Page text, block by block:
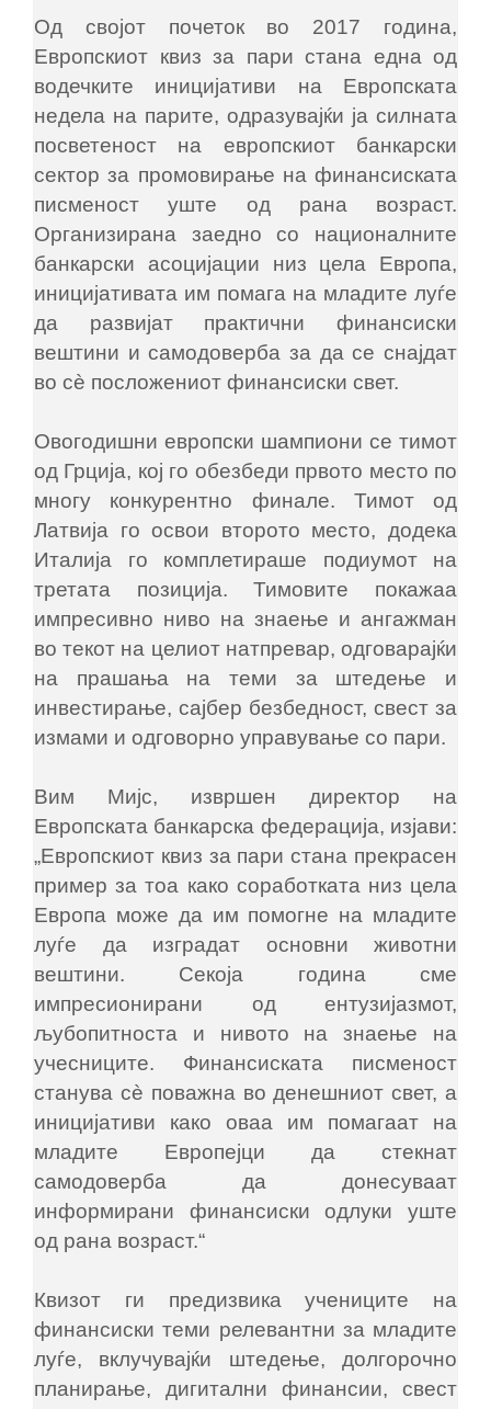
Од својот почеток во 2017 година,
Европскиот квиз за пари стана една од
водечките иницијативи на Европската
недела на парите, одразувајќи ја силната
посветеност на европскиот банкарски
сектор за промовирање на финансиската
писменост уште од рана возраст.
Организирана заедно со националните
банкарски асоцијации низ цела Европа,
иницијативата им помага на младите луѓе
да развијат практични финансиски
вештини и самодоверба за да се снајдат
во сè посложениот финансиски свет.
Овогодишни европски шампиони се тимот
од Грција, кој го обезбеди првото место по
многу конкурентно финале. Тимот од
Латвија го освои второто место, додека
Италија го комплетираше подиумот на
третата позиција. Тимовите покажаа
импресивно ниво на знаење и ангажман
во текот на целиот натпревар, одговарајќи
на прашања на теми за штедење и
инвестирање, сајбер безбедност, свест за
измами и одговорно управување со пари.
Вим Мијс, извршен директор на
Европската банкарска федерација, изјави:
„Европскиот квиз за пари стана прекрасен
пример за тоа како соработката низ цела
Европа може да им помогне на младите
луѓе да изградат основни животни
вештини. Секоја година сме
импресионирани од ентузијазмот,
љубопитноста и нивото на знаење на
учесниците. Финансиската писменост
станува сè поважна во денешниот свет, а
иницијативи како оваа им помагаат на
младите Европејци да стекнат
самодоверба да донесуваат
информирани финансиски одлуки уште
од рана возраст.“
Квизот ги предизвика учениците на
финансиски теми релевантни за младите
луѓе, вклучувајќи штедење, долгорочно
планирање, дигитални финансии, свест